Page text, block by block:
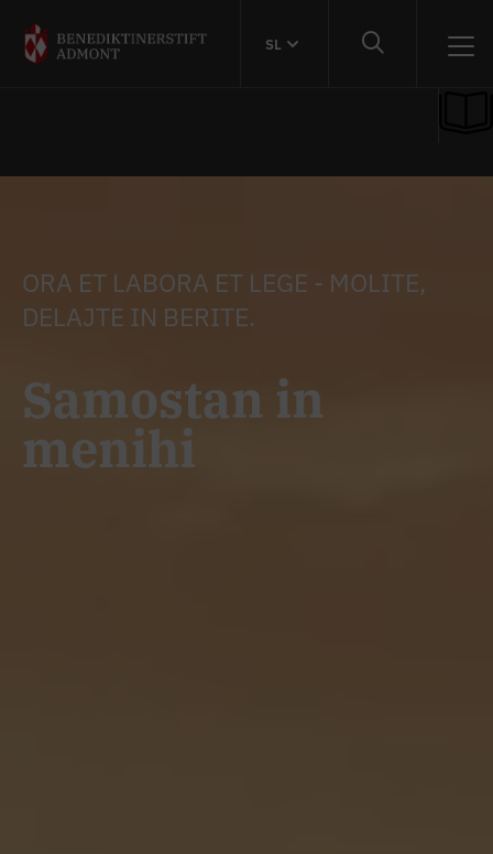
SL
ORA ET LABORA ET LEGE - MOLITE,
DELAJTE IN BERITE.
Samostan in
menihi